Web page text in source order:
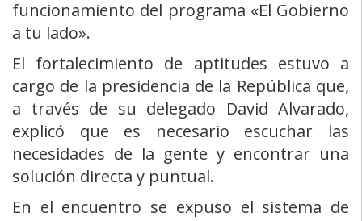
funcionamiento del programa «El Gobierno
a tu lado».
El fortalecimiento de aptitudes estuvo a
cargo de la presidencia de la República que,
a través de su delegado David Alvarado,
explicó que es necesario escuchar las
necesidades de la gente y encontrar una
solución directa y puntual.
En el encuentro se expuso el sistema de